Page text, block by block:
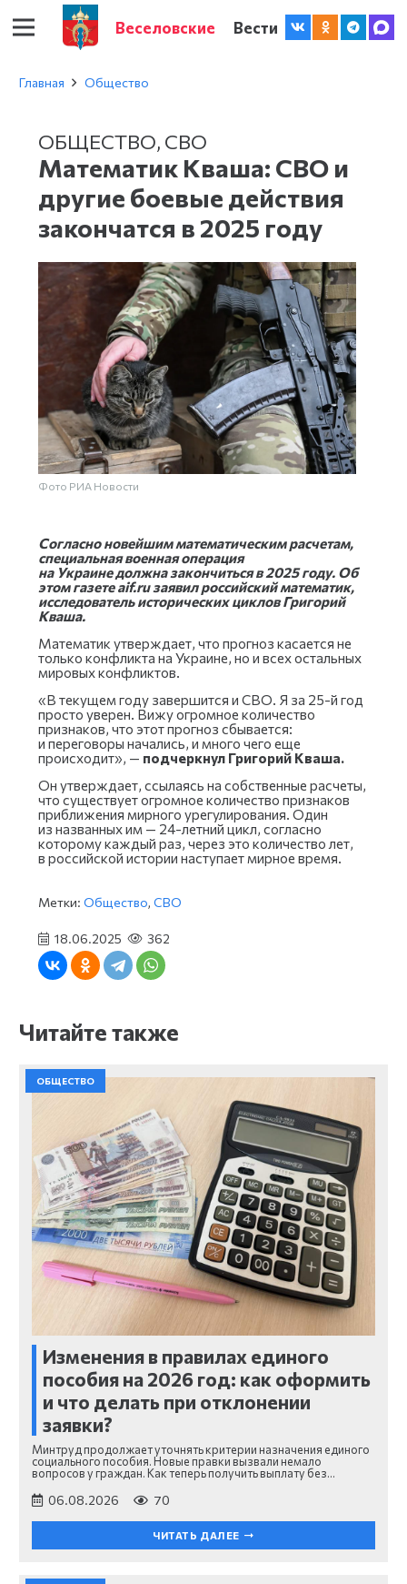
Веселовские Вести
Главная Общество
ОБЩЕСТВО, СВО
Математик Кваша: СВО и
другие боевые действия
закончатся в 2025 году
Фото РИА Новости
Согласно новейшим математическим расчетам,
специальная военная операция
на Украине должна закончиться в 2025 году. Об
этом газете aif.ru заявил российский математик,
исследователь исторических циклов Григорий
Кваша.
Математик утверждает, что прогноз касается не
только конфликта на Украине, но и всех остальных
мировых конфликтов.
«В текущем году завершится и СВО. Я за 25-й год
просто уверен. Вижу огромное количество
признаков, что этот прогноз сбывается:
и переговоры начались, и много чего еще
происходит», — подчеркнул Григорий Кваша.
Он утверждает, ссылаясь на собственные расчеты,
что существует огромное количество признаков
приближения мирного урегулирования. Один
из названных им — 24-летний цикл, согласно
которому каждый раз, через это количество лет,
в российской истории наступает мирное время.
Метки: Общество, СВО
18.06.2025 362
Читайте также
ОБЩЕСТВО
Изменения в правилах единого
пособия на 2026 год: как оформить
и что делать при отклонении
заявки?
Минтруд продолжает уточнять критерии назначения единого
социального пособия. Новые правки вызвали немало
вопросов у граждан. Как теперь получить выплату без…
06.08.2026 70
ЧИТАТЬ ДАЛЕЕ